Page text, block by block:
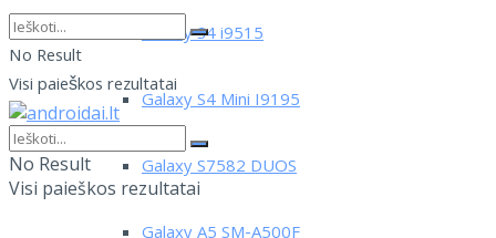
Galaxy S4 i9515
Galaxy S4 Mini I9195
Galaxy S7582 DUOS
No Result
Visi paieškos rezultatai
No Result
Visi paieškos rezultatai